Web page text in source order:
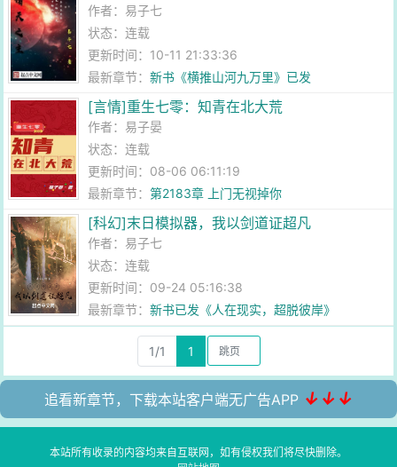
作者： 易子七
状态：连载
更新时间：10-11 21:33:36
最新章节：新书《横推山河九万里》已发
[言情]重生七零：知青在北大荒
作者： 易子晏
状态：连载
更新时间：08-06 06:11:19
最新章节：第2183章 上门无视掉你
[科幻]末日模拟器，我以剑道证超凡
作者： 易子七
状态：连载
更新时间：09-24 05:16:38
最新章节：新书已发《人在现实，超脱彼岸》
1/1 1
追看新章节，下载本站客户端无广告APP ↓↓↓
本站所有收录的内容均来自互联网，如有侵权我们将尽快删除。